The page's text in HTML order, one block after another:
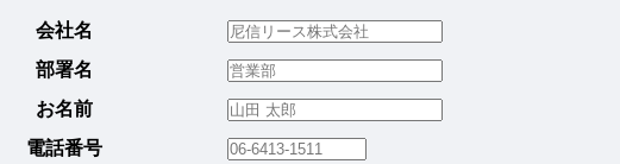
会社名
部署名
お名前
電話番号